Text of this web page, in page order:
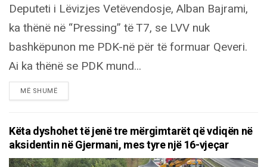
Deputeti i Lëvizjes Vetëvendosje, Alban Bajrami,
ka thënë në “Pressing” të T7, se LVV nuk
bashkëpunon me PDK-në për të formuar Qeveri.
Ai ka thënë se PDK mund...
MË SHUMËDETAILS
Këta dyshohet të jenë tre mërgimtarët që vdiqën në
aksidentin në Gjermani, mes tyre një 16-vjeçar